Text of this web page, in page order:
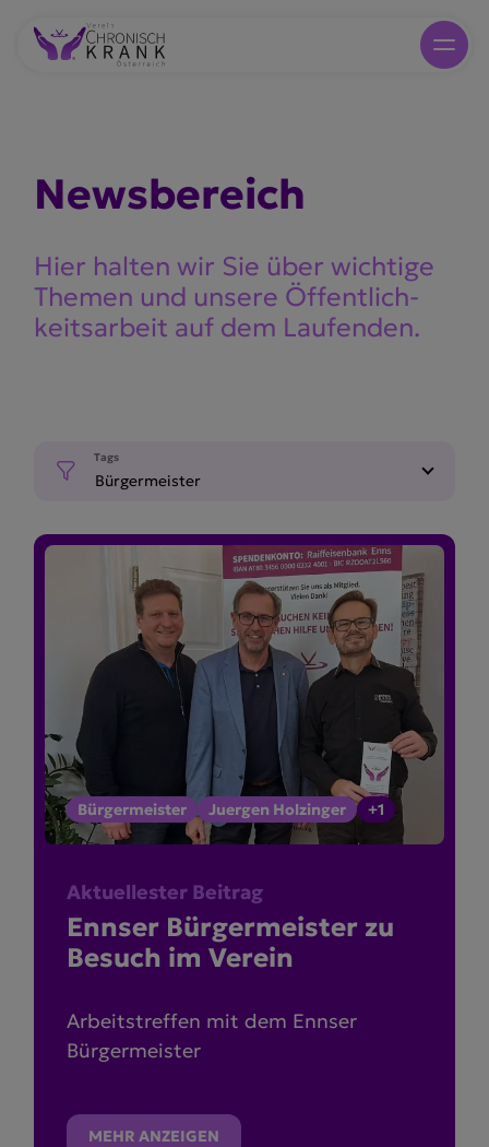
Newsbe­reich
Hier halten wir Sie über wichtige
Themen und unsere Öffent­lich­
keits­arbeit auf dem Laufenden.
Tags
Bürgermeister
Bürgermeister Juergen Holzinger +1
Aktuellester Beitrag
Ennser Bürger­meister zu
Besuch im Verein
Arbeitstreffen mit dem Ennser
Bürgermeister
MEHR ANZEIGEN